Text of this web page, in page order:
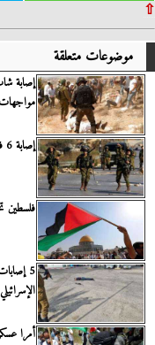
⇧
موضوعات متعلقة
إصابة
إصابة 6 فلسطينيين برصاص الاحتلال خلال مسيرة بالضفة الغربية
فلسطين
5
أمرا